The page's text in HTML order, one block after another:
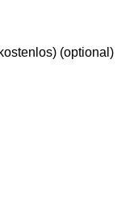
(optional)